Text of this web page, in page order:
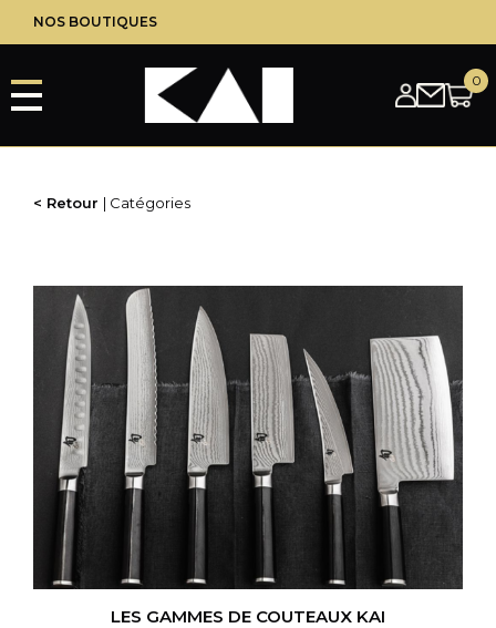
principal
NOS BOUTIQUES
Retour Catégories
LES GAMMES DE COUTEAUX KAI